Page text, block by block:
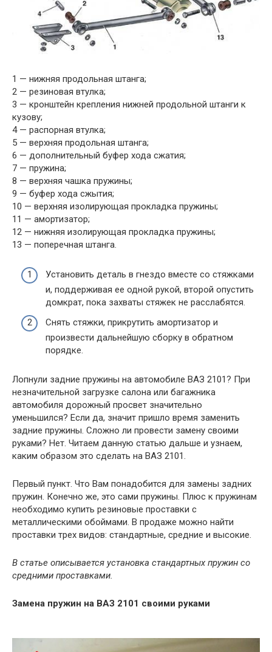
1 — нижняя продольная штанга;
2 — резиновая втулка;
3 — кронштейн крепления нижней продольной штанги к
кузову;
4 — распорная втулка;
5 — верхняя продольная штанга;
6 — дополнительный буфер хода сжатия;
7 — пружина;
8 — верхняя чашка пружины;
9 — буфер хода сжытия;
10 — верхняя изолирующая прокладка пружины;
11 — амортизатор;
12 — нижняя изолирующая прокладка пружины;
13 — поперечная штанга.
Установить деталь в гнездо вместе со стяжками
и, поддерживая ее одной рукой, второй опустить
домкрат, пока захваты стяжек не расслабятся.
Снять стяжки, прикрутить амортизатор и
произвести дальнейшую сборку в обратном
порядке.
Лопнули задние пружины на автомобиле ВАЗ 2101? При
незначительной загрузке салона или багажника
автомобиля дорожный просвет значительно
уменьшился? Если да, значит пришло время заменить
задние пружины. Сложно ли провести замену своими
руками? Нет. Читаем данную статью дальше и узнаем,
каким образом это сделать на ВАЗ 2101.
Первый пункт. Что Вам понадобится для замены задних
пружин. Конечно же, это сами пружины. Плюс к пружинам
необходимо купить резиновые проставки с
металлическими обоймами. В продаже можно найти
проставки трех видов: стандартные, средние и высокие.
В статье описывается установка стандартных пружин со
средними проставками.
Замена пружин на ВАЗ 2101 своими руками